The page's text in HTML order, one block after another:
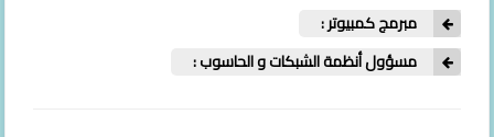
مشاكل
مبرمج كمبيوتر :
مسؤول أنظمة الشبكات و الحاسوب :